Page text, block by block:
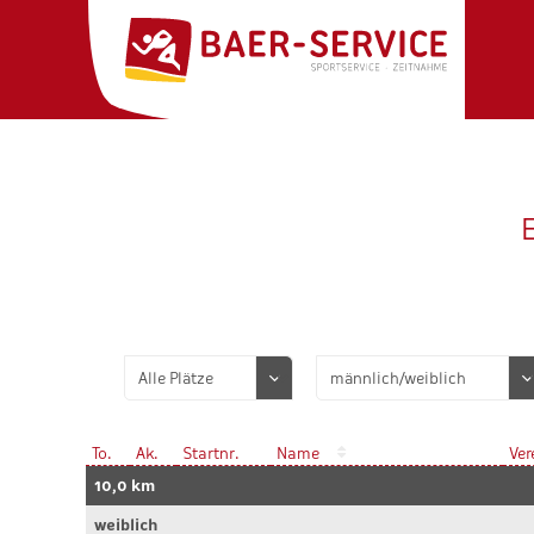
To. Ak. Startnr. Name
10,0 km
weiblich